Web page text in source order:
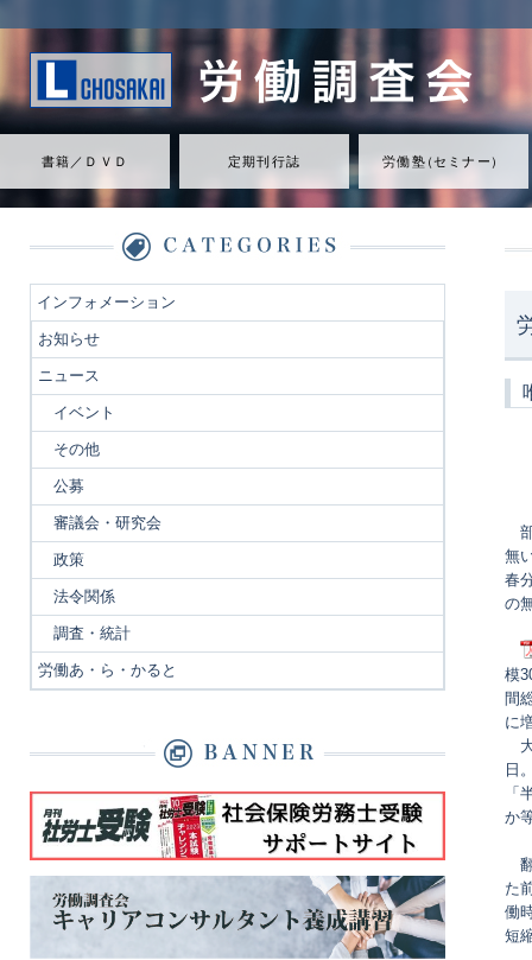
書籍／ＤＶＤ 定期刊行誌 労働塾（セミナ ー ）
部
無
春
の
模
間
に
大
日
「
か
翻
た
働
短
インフォメーション
お知らせ
ニュース
イベント
その他
公募
審議会・研究会
政策
法令関係
調査・統計
労働あ・ら・かると